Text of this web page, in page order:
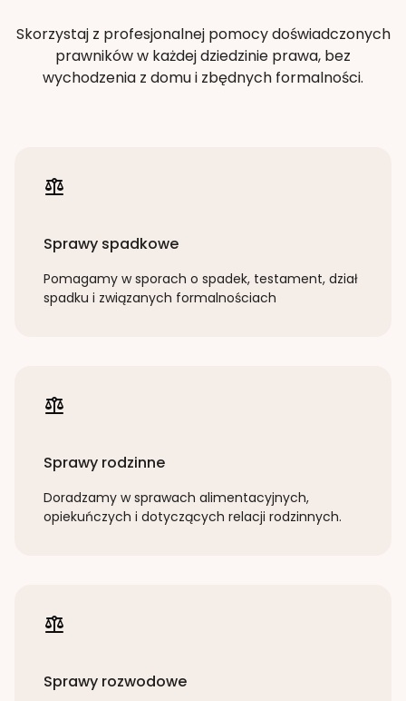
Skorzystaj z profesjonalnej pomocy doświadczonych
prawników w każdej dziedzinie prawa, bez
wychodzenia z domu i zbędnych formalności.
Sprawy spadkowe
Pomagamy w sporach o spadek, testament, dział
spadku i związanych formalnościach
Sprawy rodzinne
Doradzamy w sprawach alimentacyjnych,
opiekuńczych i dotyczących relacji rodzinnych.
Sprawy rozwodowe